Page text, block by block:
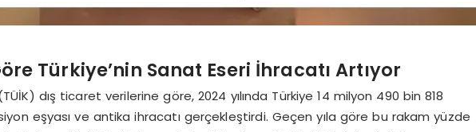
Türkiye’nin Sanat Eseri İhracatı Artıyor
dış ticaret verilerine göre, 2024 yılında Türkiye 14 milyon 490 bin 818
eşyası ve antika ihracatı gerçekleştirdi. Geçen yıla göre bu rakam yüzde